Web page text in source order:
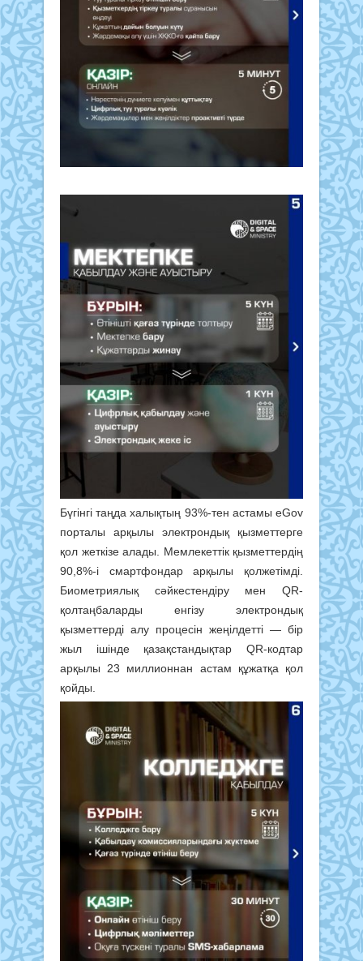
Бүгінгі таңда халықтың 93%-тен астамы eGov
порталы арқылы электрондық қызметтерге
қол жеткізе алады. Мемлекеттік қызметтердің
90,8%-і смартфондар арқылы қолжетімді.
Биометриялық сәйкестендіру мен QR-
қолтаңбаларды енгізу электрондық
қызметтерді алу процесін жеңілдетті — бір
жыл ішінде қазақстандықтар QR-кодтар
арқылы 23 миллионнан астам құжатқа қол
қойды.